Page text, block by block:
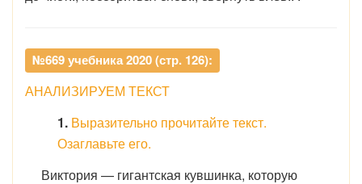
№669 учебника 2020 (стр. 126):
АНАЛИЗИРУЕМ ТЕКСТ
1. Выразительно прочитайте текст.
Озаглавьте его.
Виктория — гигантская кувшинка, которую